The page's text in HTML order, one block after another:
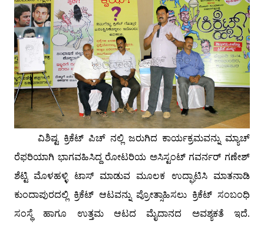
ವಿಶಿಷ್ಟ ಕ್ರಿಕೆಟ್ ಪಿಚ್ ನಲ್ಲಿ ಜರುಗಿದ ಕಾರ್ಯಕ್ರಮವನ್ನು ಮ್ಯಾಚ್
ರೆಫರಿಯಾಗಿ ಭಾಗವಹಿಸಿದ್ದ ರೋಟರಿಯ ಅಸಿಸ್ಟಂಟ್ ಗವರ್ನರ್ ಗಣೇಶ್
ಶೆಟ್ಟಿ ಮೊಳಹಳ್ಳಿ ಟಾಸ್ ಮಾಡುವ ಮೂಲಕ ಉದ್ಘಾಟಿಸಿ ಮಾತನಾಡಿ
ಕುಂದಾಪುರದಲ್ಲಿ ಕ್ರಿಕೆಟ್ ಆಟವನ್ನು ಪ್ರೋತ್ಸಾಹಿಸಲು ಕ್ರಿಕೆಟ್ ಸಂಬಂಧಿ
ಸಂಸ್ಥೆ ಹಾಗೂ ಉತ್ತಮ ಆಟದ ಮೈದಾನದ ಅವಶ್ಯಕತೆ ಇದೆ.